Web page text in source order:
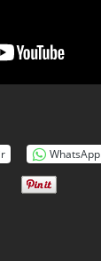
WhatsApp